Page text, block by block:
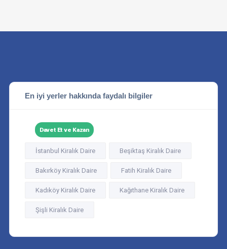
En iyi yerler hakkında faydalı bilgiler
Davet Et ve Kazan
İstanbul Kiralık Daire Beşiktaş Kiralık Daire
Bakırköy Kiralık Daire Fatih Kiralık Daire
Kadıköy Kiralık Daire Kağıthane Kiralık Daire
Şişli Kiralık Daire